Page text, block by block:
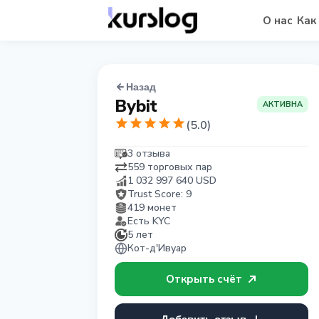
О нас
Назад
Bybit АКТИВНА
(5.0)
3 отзыва
559 торговых пар
1 032 997 640 USD
Trust Score: 9
419 монет
Есть KYC
5 лет
Кот-д'Ивуар
Открыть счёт